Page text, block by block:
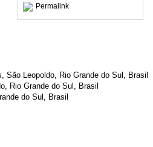
Permalink
São Leopoldo, Rio Grande do Sul, Brasil
Rio Grande do Sul, Brasil
do Sul, Brasil